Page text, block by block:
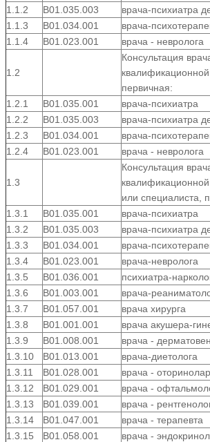
1.1.2
В01.035.003 врача-психиатра
1.1.3
B01.034.001 врача-
1.1.4
В01.023.001 врача - невролога
1.2
Консультация
квалификационной
первичная:
1.2.1
В01.035.001 врача-психиатра
1.2.2
В01.035.003 врача-психиатра
1.2.3
B01.034.001 врача-
1.2.4
В01.023.001 врача - невролога
1.3
Консультация
квалификационной
или специалиста,
1.3.1
B01.035.001 врача-психиатра
1.3.2
В01.035.003 врача-психиатра
1.3.3
В01.034.001 врача-
1.3.4
В01.023.001 врача-невролога
1.3.5
В01.036.001 психиатра-
1.3.6
В01.003.001 врача-
1.3.7
В01.057.001 врача хирурга
1.3.8
В01.001.001 врача акушера-
1.3.9
В01.008.001 врача -
1.3.10
В01.013.001 врача-диетолога
1.3.11
В01.028.001 врача -
1.3.12
В01.029.001 врача -
1.3.13
В01.039.001 врача -
1.3.14
В01.047.001 врача - терапевта
1.3.15
В01.058.001 врача -